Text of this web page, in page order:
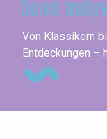
Durch
Von Klassikern
Entdeckungen –